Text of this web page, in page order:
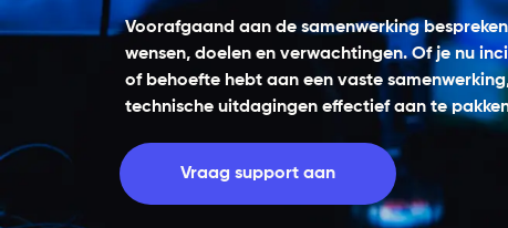
Voorafgaand aan de samenwerking
wensen, doelen en verwachtingen. Of je nu
of behoefte hebt aan een vaste
technische uitdagingen effectief aan te
Vraag support aan